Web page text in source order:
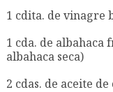
1 cdita. de vinagre
1 cda. de albahaca
albahaca seca)
2 cdas. de aceite